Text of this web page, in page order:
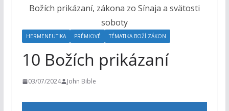
o
h
o
HERMENEUTIKA PRÉMIOVÉ TÉMATIKA BOŽÍ ZÁKON
10 Božích prikázaní
03/07/2024 John Bible